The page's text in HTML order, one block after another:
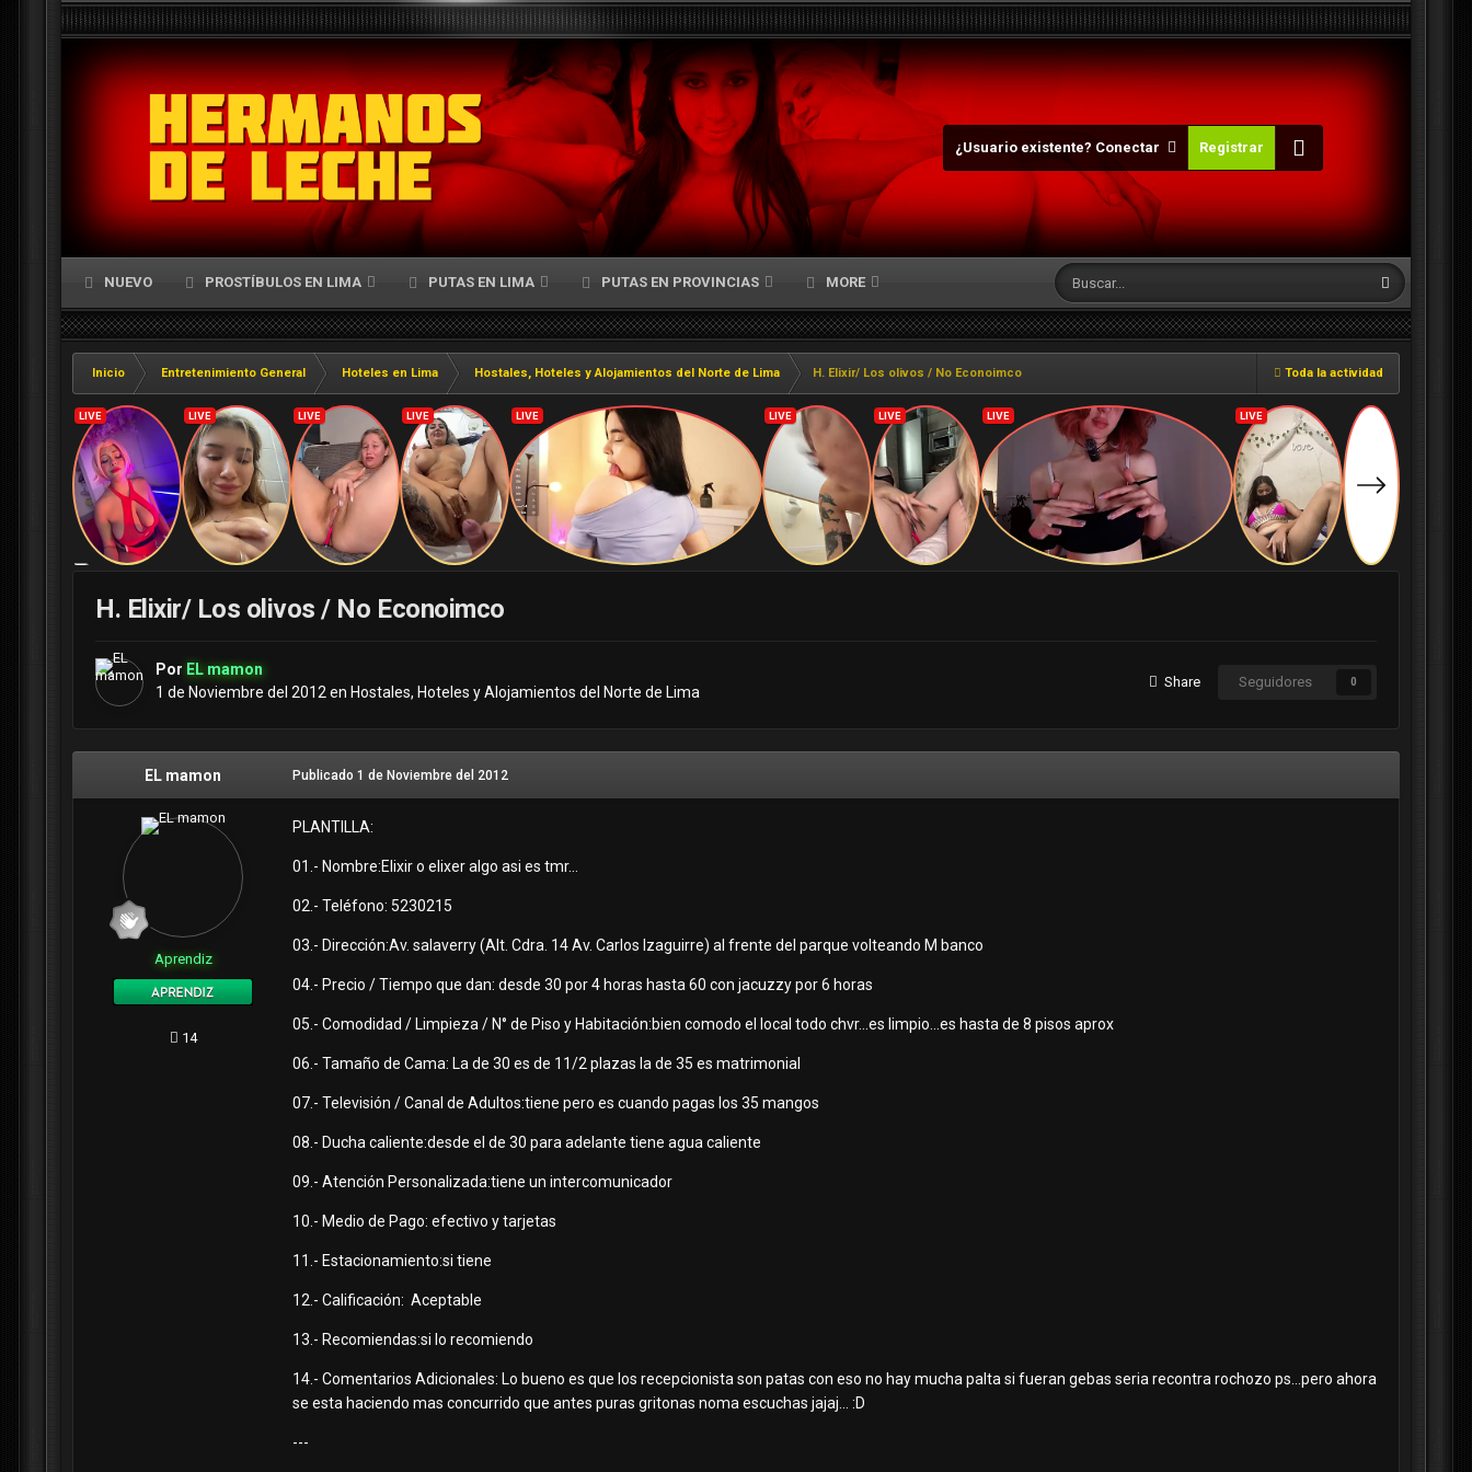
¿Usuario existente? Conectar Registrar
NUEVO PROSTÍBULOS EN LIMA PUTAS EN LIMA PUTAS EN PROVINCIAS MORE
Toda la actividad
Inicio Entretenimiento General Hoteles en Lima Hostales, Hoteles y Alojamientos del Norte de Lima H. Elixir/ Los olivos / No Econoimco
H. Elixir/ Los olivos / No Econoimco
Por EL mamon
1 de Noviembre del 2012en Hostales, Hoteles y Alojamientos del Norte de Lima
Share Seguidores 0
EL mamon
Aprendiz
14
Publicado 1 de Noviembre del 2012
PLANTILLA:
01.- Nombre:Elixir o elixer algo asi es tmr...
02.- Teléfono: 5230215
03.- Dirección:Av. salaverry (Alt. Cdra. 14 Av. Carlos Izaguirre) al frente del parque volteando M banco
04.- Precio / Tiempo que dan: desde 30 por 4 horas hasta 60 con jacuzzy por 6 horas
05.- Comodidad / Limpieza / N° de Piso y Habitación:bien comodo el local todo chvr...es limpio...es hasta de 8 pisos aprox
06.- Tamaño de Cama: La de 30 es de 11/2 plazas la de 35 es matrimonial
07.- Televisión / Canal de Adultos:tiene pero es cuando pagas los 35 mangos
08.- Ducha caliente:desde el de 30 para adelante tiene agua caliente
09.- Atención Personalizada:tiene un intercomunicador
10.- Medio de Pago: efectivo y tarjetas
11.- Estacionamiento:si tiene
12.- Calificación: Aceptable
13.- Recomiendas:si lo recomiendo
14.- Comentarios Adicionales: Lo bueno es que los recepcionista son patas con eso no hay mucha palta si fueran gebas seria recontra rochozo ps...pero ahora
se esta haciendo mas concurrido que antes puras gritonas noma escuchas jajaj... :D
---